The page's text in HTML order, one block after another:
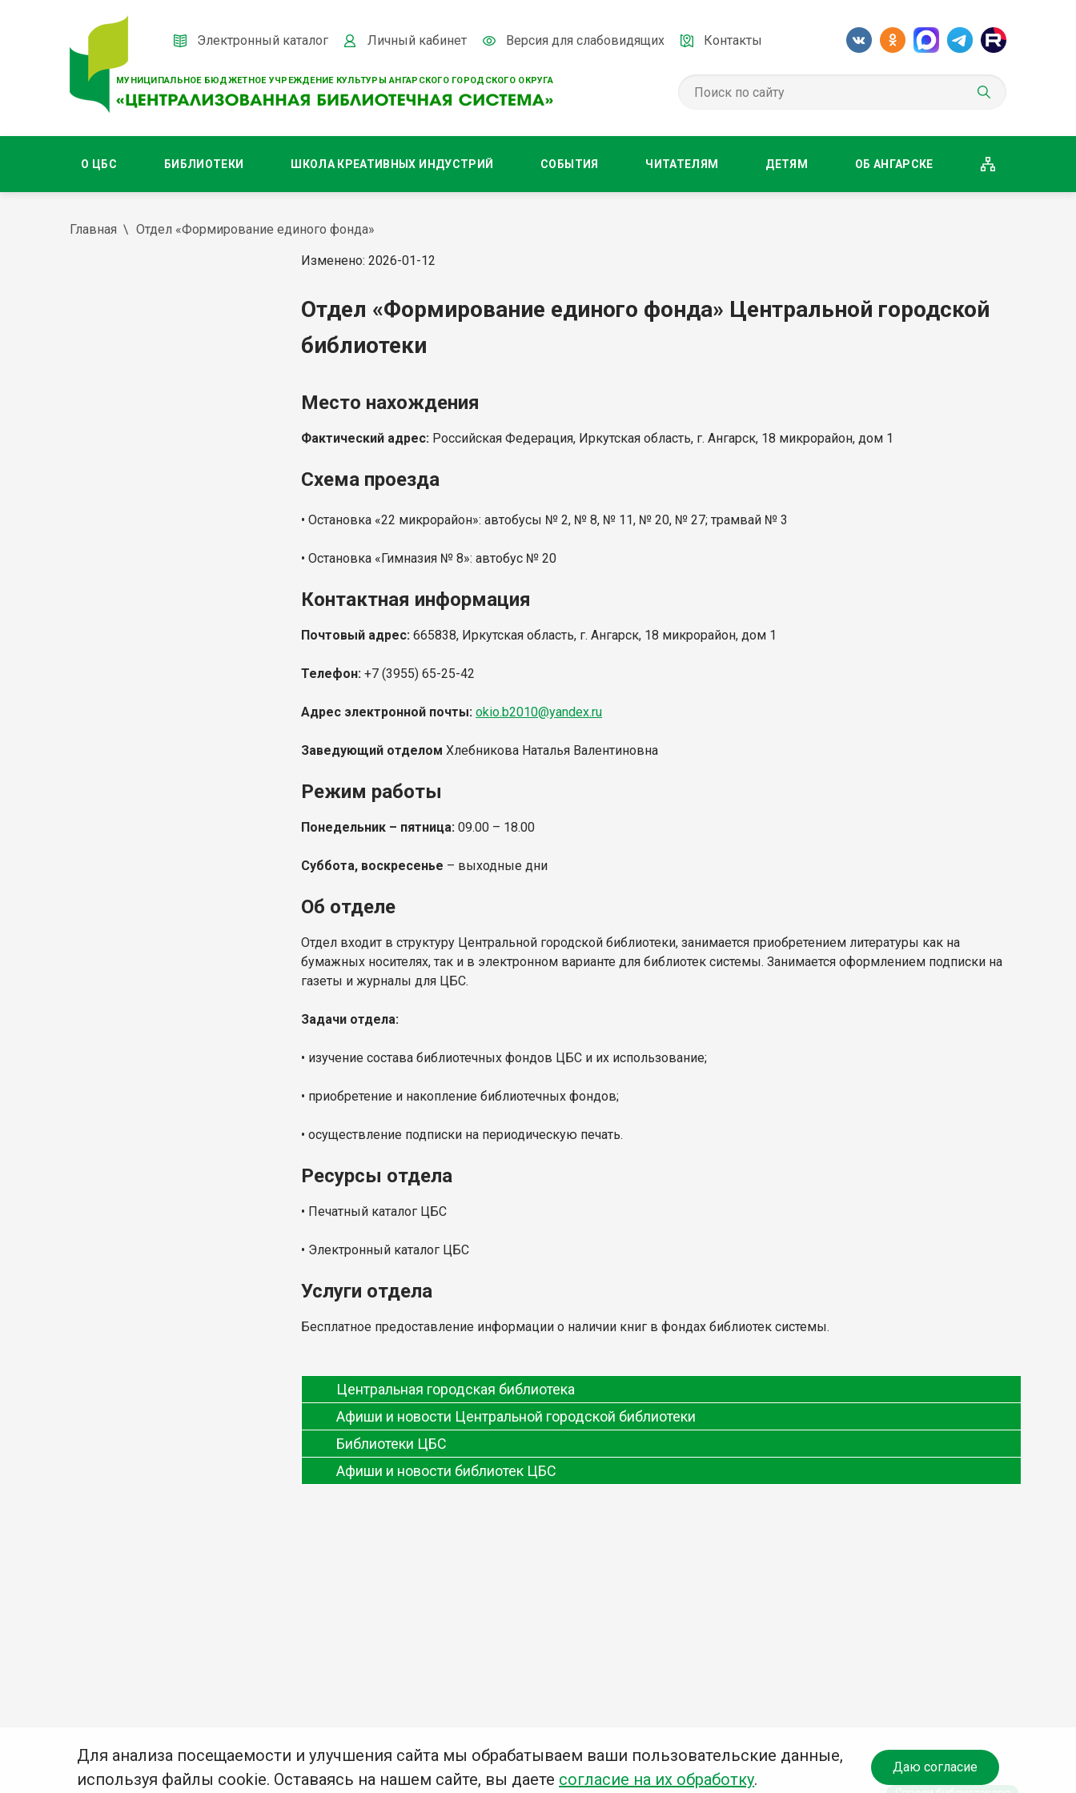
МУНИЦИПАЛЬНОЕ БЮДЖЕТНОЕ УЧРЕЖДЕНИЕ КУЛЬТУРЫ АНГАРСКОГО ГОРОДСКОГО ОКРУГА
Электронный каталог Личный кабинет Версия для слабовидящих Контакты
О ЦБС БИБЛИОТЕКИ ШКОЛА КРЕАТИВНЫХ ИНДУСТРИЙ СОБЫТИЯ ЧИТАТЕЛЯМ ДЕТЯМ ОБ АНГАРСКЕ
Главная Отдел «Формирование единого фонда»
Изменено: 2026-01-12
Отдел «Формирование единого фонда» Центральной городской
библиотеки
Место нахождения
Фактический адрес: Российская Федерация, Иркутская область, г. Ангарск, 18 микрорайон, дом 1
Схема проезда
• Остановка «22 микрорайон»: автобусы № 2, № 8, № 11, № 20, № 27; трамвай № 3
• Остановка «Гимназия № 8»: автобус № 20
Контактная информация
Почтовый адрес: 665838, Иркутская область, г. Ангарск, 18 микрорайон, дом 1
Телефон: +7 (3955) 65-25-42
Адрес электронной почты: okio.b2010@yandex.ru
Заведующий отделом Хлебникова Наталья Валентиновна
Режим работы
Понедельник – пятница: 09.00 – 18.00
Суббота, воскресенье – выходные дни
Об отделе
Отдел входит в структуру Центральной городской библиотеки, занимается приобретением литературы как на
бумажных носителях, так и в электронном варианте для библиотек системы. Занимается оформлением подписки на
газеты и журналы для ЦБС.
Задачи отдела:
• изучение состава библиотечных фондов ЦБС и их использование;
• приобретение и накопление библиотечных фондов;
• осуществление подписки на периодическую печать.
Ресурсы отдела
• Печатный каталог ЦБС
• Электронный каталог ЦБС
Услуги отдела
Бесплатное предоставление информации о наличии книг в фондах библиотек системы.
Центральная городская библиотека
Афиши и новости Центральной городской библиотеки
Библиотеки ЦБС
Афиши и новости библиотек ЦБС
Для анализа посещаемости и улучшения сайта мы обрабатываем ваши пользовательские данные,
используя файлы cookie. Оставаясь на нашем сайте, вы даете согласие на их обработку.
Даю согласие